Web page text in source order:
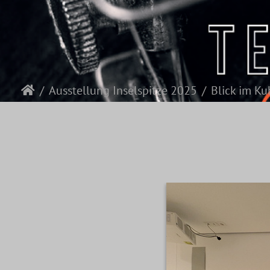
Ausstellung Inselspitze 2025 Blick im